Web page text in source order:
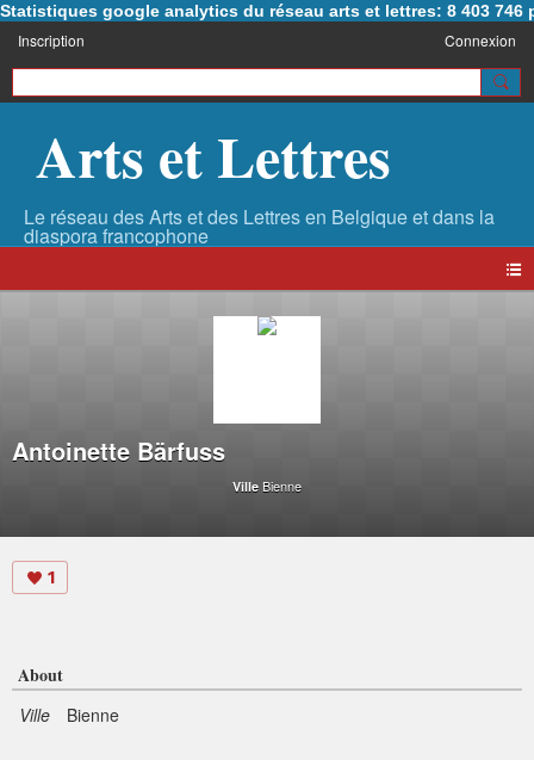
Statistiques google analytics du réseau arts et lettres: 8 403 746
Inscription Connexion
Arts et Lettres
Antoinette Bärfuss
Ville Bienne
1
About
Ville Bienne